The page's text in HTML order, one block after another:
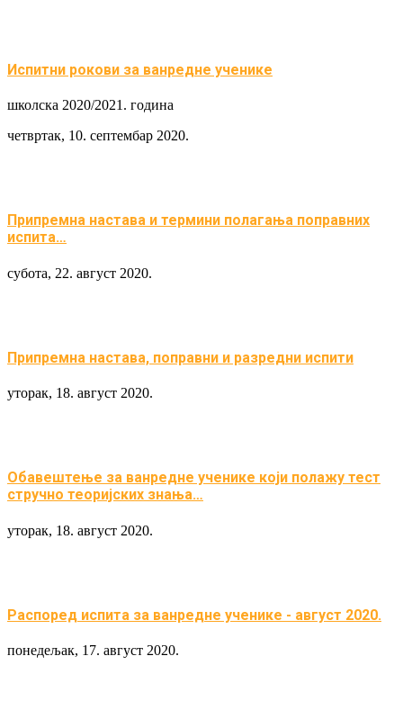
Испитни рокови за ванредне ученике
школска 2020/2021. година
четвртак, 10. септембар 2020.
Припремна настава и термини полагања поправних
испита…
субота, 22. август 2020.
Припремна настава, поправни и разредни испити
уторак, 18. август 2020.
Обавештење за ванредне ученике који полажу тест
стручно теоријских знања…
уторак, 18. август 2020.
Распоред испита за вaнредне ученикe - август 2020.
понедељак, 17. август 2020.